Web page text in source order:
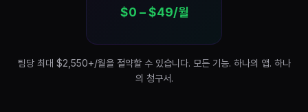
$0 – $49/월
팀당 최대 $2,550+/월을 절약할 수 있습니다. 모든 기능. 하나의 앱. 하나
의 청구서.